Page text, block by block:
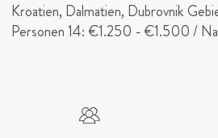
Kroatien, Dalmatien, Dubrovnik
Personen 14: €1.250 -€1.500/